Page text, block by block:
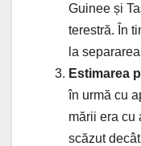
Guinee și
terestră. În
la
Estimarea
în urmă cu
mării era cu
scăzut